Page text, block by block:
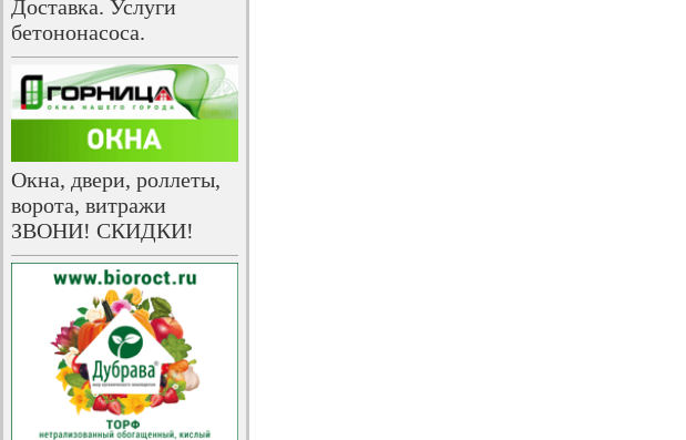
Доставка. Услуги
бетононасоса.
Окна, двери, роллеты,
ворота, витражи
ЗВОНИ! СКИДКИ!